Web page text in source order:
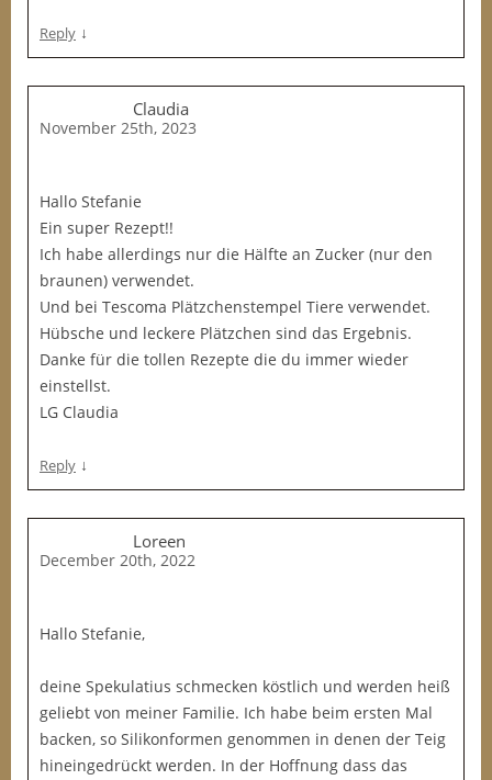
Reply ↓
Claudia
November 25th, 2023
Hallo Stefanie
Ein super Rezept!!
Ich habe allerdings nur die Hälfte an Zucker (nur den
braunen) verwendet.
Und bei Tescoma Plätzchenstempel Tiere verwendet.
Hübsche und leckere Plätzchen sind das Ergebnis.
Danke für die tollen Rezepte die du immer wieder
einstellst.
LG Claudia
Reply ↓
Loreen
December 20th, 2022
Hallo Stefanie,
deine Spekulatius schmecken köstlich und werden heiß
geliebt von meiner Familie. Ich habe beim ersten Mal
backen, so Silikonformen genommen in denen der Teig
hineingedrückt werden. In der Hoffnung dass das